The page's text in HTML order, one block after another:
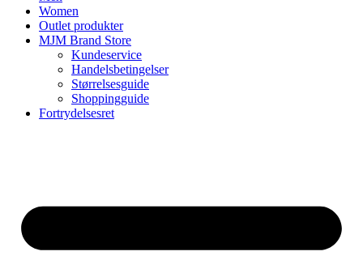
Women
Outlet produkter
MJM Brand Store
Kundeservice
Handelsbetingelser
Størrelsesguide
Shoppingguide
Fortrydelsesret